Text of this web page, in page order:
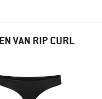
VAN RIP CURL